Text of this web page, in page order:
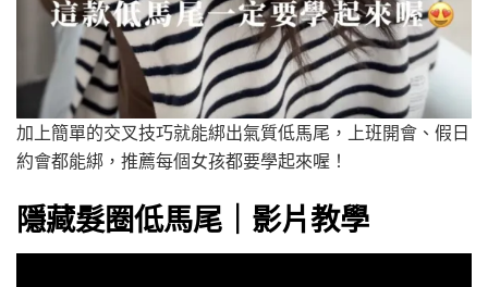
加上簡單的交叉技巧就能綁出氣質低馬尾，上班開會、假日
約會都能綁，推薦每個女孩都要學起來喔！
隱藏髮圈低馬尾｜影片教學